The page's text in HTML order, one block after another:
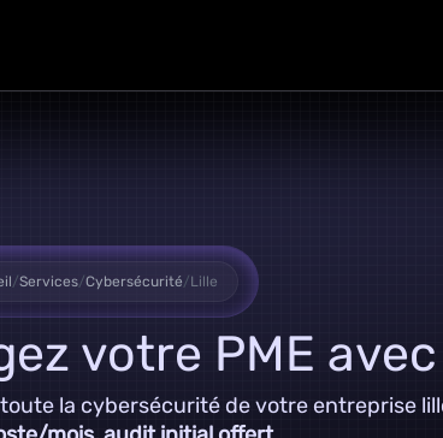
/Services/Cybersécurité/Lille
votre PME
la cybersécurité de votre entreprise